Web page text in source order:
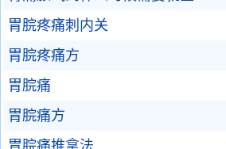
胃脘疼痛刺内关
胃脘疼痛方
胃脘痛
胃脘痛方
胃脘痛推拿法